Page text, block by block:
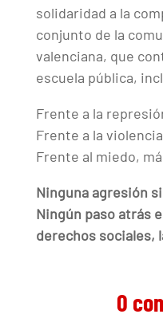
solidaridad a la
conjunto de la
valenciana, que
escuela pública,
Frente a la
Frente a la
Frente al miedo,
Ninguna agresión
Ningún paso atrás
derechos sociales,
0